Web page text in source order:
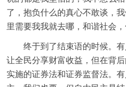
了，抱负什么的真心不敢谈，
里需要我我就去哪，和谐社会，
终于到了结束语的时候。
让全民分享财富收益，但在背
实施的证券法和证券监督法。